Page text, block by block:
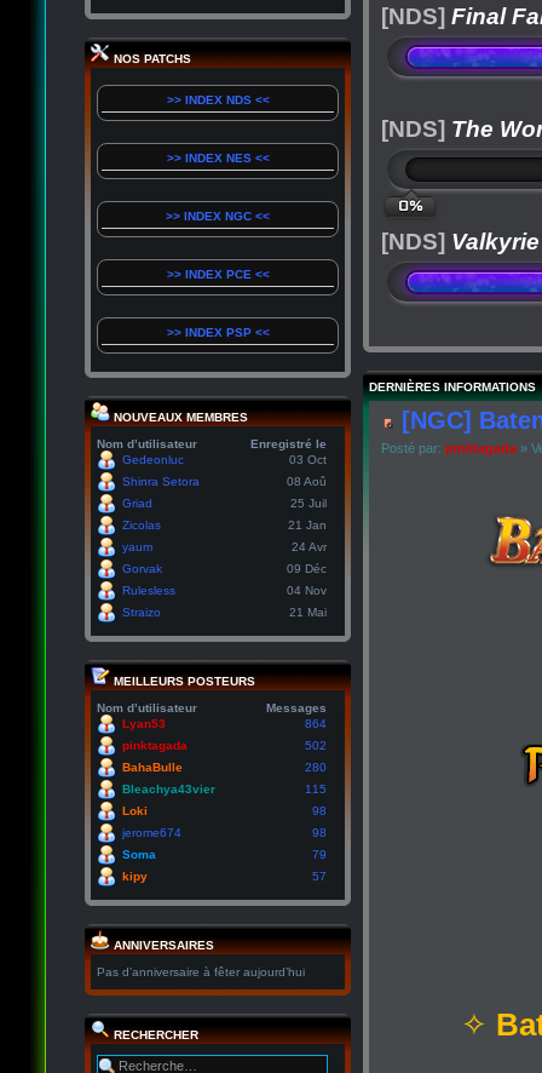
NOS PATCHS
>> INDEX NDS <<
>> INDEX NES <<
>> INDEX NGC <<
>> INDEX PCE <<
>> INDEX PSP <<
NOUVEAUX MEMBRES
Nom d’utilisateur
Enregistré le
Gedeonluc
03 Oct
Shinra Setora
08 Aoû
Griad
25 Juil
Zicolas
21 Jan
yaum
24 Avr
Gorvak
09 Déc
Rulesless
04 Nov
Straizo
21 Mai
MEILLEURS POSTEURS
Nom d’utilisateur
Messages
Lyan53
864
pinktagada
502
BahaBulle
280
Bleachya43vier
115
Loki
98
jerome674
98
Soma
79
kipy
57
ANNIVERSAIRES
Pas d’anniversaire à fêter aujourd’hui
RECHERCHER
[NDS] Final
[NDS] The
0%
[NDS]
DERNIÈRES INFORMATIONS
[NGC]
Posté par: pinktagada »
✧